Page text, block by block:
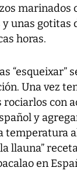
unas gotitas
horas.
“esqueixar”
Una vez
rociarlos con
y
temperatura
llauna”
en